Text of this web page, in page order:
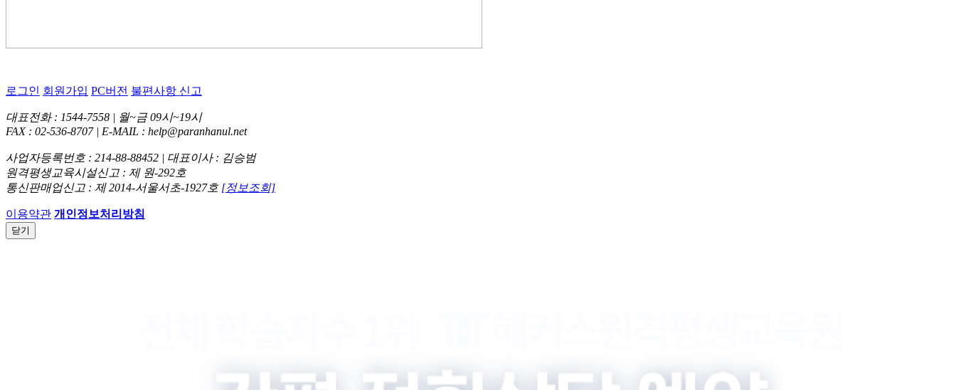
로그인 회원가입 PC버전 불편사항 신고
대표전화 : 1544-7558 | 월~금 09시~19시
FAX : 02-536-8707 | E-MAIL : help@paranhanul.net
사업자등록번호 : 214-88-88452 | 대표이사 : 김승범
원격평생교육시설신고 : 제 원-292호
통신판매업신고 : 제 2014-서울서초-1927호 [정보조회]
이용약관 개인정보처리방침
닫기